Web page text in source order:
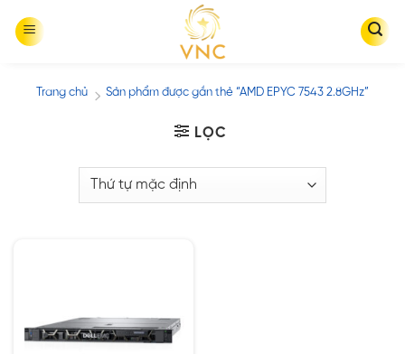
Trang chủ / Sản phẩm được gắn thẻ “AMD EPYC 7543 2.8GHz”
LỌC